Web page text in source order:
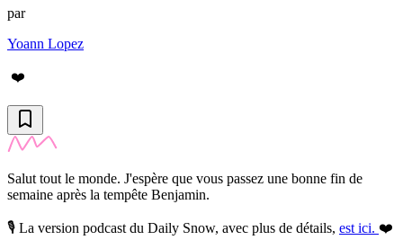
par
Yoann Lopez
❤️
Salut tout le monde. J'espère que vous passez une bonne fin de
semaine après la tempête Benjamin.
🎙️ La version podcast du Daily Snow, avec plus de détails, est ici. ❤️